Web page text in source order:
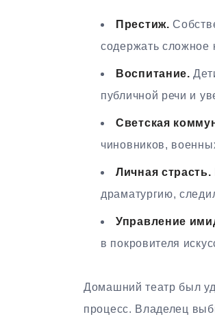
Престиж.
содержать сложное
Воспитание.
публичной речи и
Светская
чиновников,
Личная страсть.
драматургию,
Управление
в покровителя
Домашний театр был
процесс. Владелец